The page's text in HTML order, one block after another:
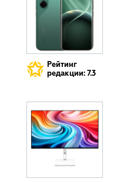
Рейтинг
редакции: 7.3